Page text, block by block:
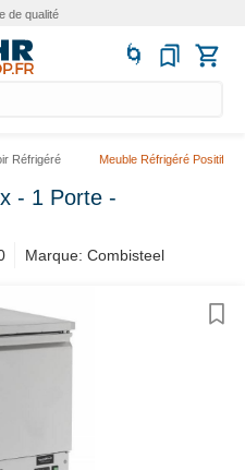
qualité
Réfrigéré Meuble Réfrigéré Positif
- 1 Porte -
Marque: Combisteel